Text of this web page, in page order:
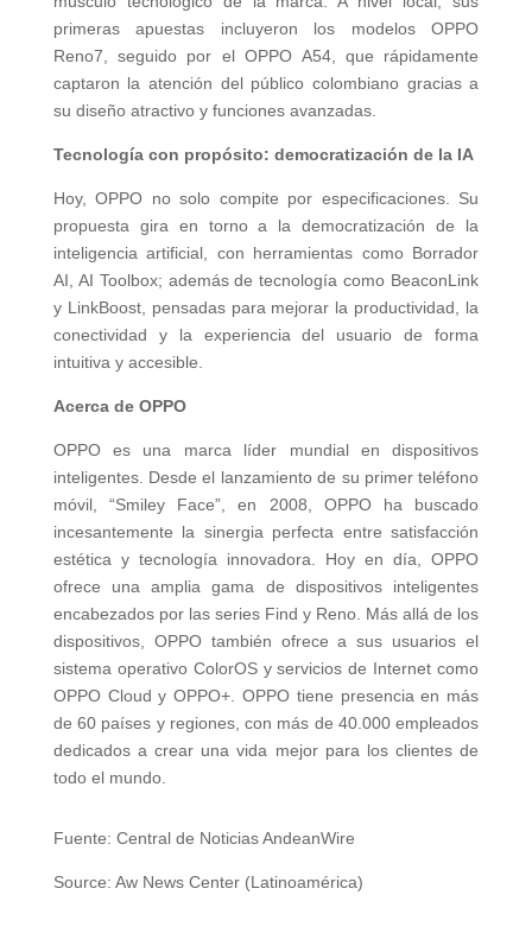
primeras apuestas incluyeron los modelos OPPO
Reno7, seguido por el OPPO A54, que rápidamente
captaron la atención del público colombiano gracias a
su diseño atractivo y funciones avanzadas.
Tecnología con propósito: democratización de la IA
Hoy, OPPO no solo compite por especificaciones. Su
propuesta gira en torno a la democratización de la
inteligencia artificial, con herramientas como Borrador
AI, AI Toolbox; además de tecnología como BeaconLink
y LinkBoost, pensadas para mejorar la productividad, la
conectividad y la experiencia del usuario de forma
intuitiva y accesible.
Acerca de OPPO
OPPO es una marca líder mundial en dispositivos
inteligentes. Desde el lanzamiento de su primer teléfono
móvil, “Smiley Face”, en 2008, OPPO ha buscado
incesantemente la sinergia perfecta entre satisfacción
estética y tecnología innovadora. Hoy en día, OPPO
ofrece una amplia gama de dispositivos inteligentes
encabezados por las series Find y Reno. Más allá de los
dispositivos, OPPO también ofrece a sus usuarios el
sistema operativo ColorOS y servicios de Internet como
OPPO Cloud y OPPO+. OPPO tiene presencia en más
de 60 países y regiones, con más de 40.000 empleados
dedicados a crear una vida mejor para los clientes de
todo el mundo.
Fuente: Central de Noticias AndeanWire
Source: Aw News Center (Latinoamérica)